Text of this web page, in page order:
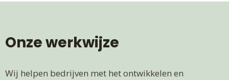
Onze werkwijze
Wij helpen bedrijven met het ontwikkelen en